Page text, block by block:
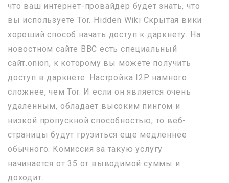
что ваш интернет-провайдер будет знать, что
вы используете Tor. Hidden Wiki Скрытая вики
хороший способ начать доступ к даркнету. На
новостном сайте BBC есть специальный
сайт.onion, к которому вы можете получить
доступ в даркнете. Настройка I2P намного
сложнее, чем Tor. И если он является очень
удаленным, обладает высоким пингом и
низкой пропускной способностью, то веб-
страницы будут грузиться еще медленнее
обычного. Комиссия за такую услугу
начинается от 35 от выводимой суммы и
доходит.